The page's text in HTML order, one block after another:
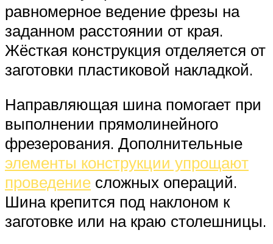
равномерное ведение фрезы на
заданном расстоянии от края.
Жёсткая конструкция отделяется от
заготовки пластиковой накладкой.
Направляющая шина помогает при
выполнении прямолинейного
фрезерования. Дополнительные
элементы конструкции упрощают
проведение сложных операций.
Шина крепится под наклоном к
заготовке или на краю столешницы.